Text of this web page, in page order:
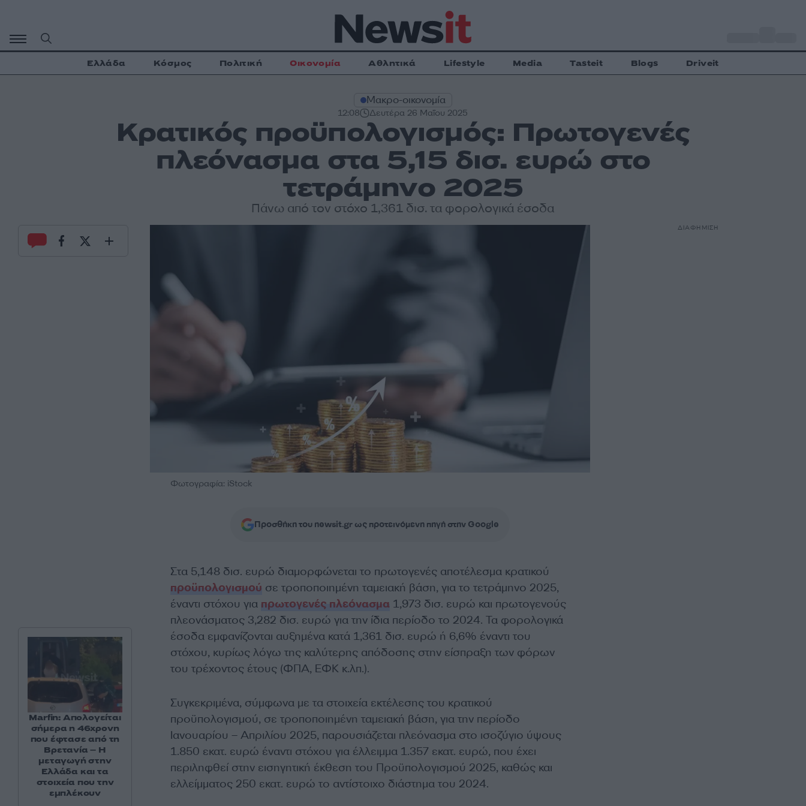
περιεχόμενο
Ελλάδα Κόσμος Πολιτική Οικονομία Αθλητικά Lifestyle Media Tasteit Blogs Driveit
Μακρο-οικονομία
12:08 Δευτέρα 26 Μαΐου 2025
Κρατικός προϋπολογισμός: Πρωτογενές
πλεόνασμα στα 5,15 δισ. ευρώ στο
τετράμηνο 2025
Πάνω από τον στόχο 1,361 δισ. τα φορολογικά έσοδα
Φωτογραφία: iStock
Προσθήκη του newsit.gr ως προτεινόμενη πηγή στην Google
Στα 5,148 δισ. ευρώ διαμορφώνεται το πρωτογενές αποτέλεσμα κρατικού
προϋπολογισμού σε τροποποιημένη ταμειακή βάση, για το τετράμηνο 2025,
έναντι στόχου για πρωτογενές πλεόνασμα1,973 δισ. ευρώ και πρωτογενούς
πλεονάσματος 3,282 δισ. ευρώ για την ίδια περίοδο το 2024. Τα φορολογικά
έσοδα εμφανίζονται αυξημένα κατά 1,361 δισ. ευρώ ή 6,6% έναντι του
στόχου, κυρίως λόγω της καλύτερης απόδοσης στην είσπραξη των φόρων
του τρέχοντος έτους (ΦΠΑ, ΕΦΚ κ.λπ.).
Συγκεκριμένα, σύμφωνα με τα στοιχεία εκτέλεσης του κρατικού
προϋπολογισμού, σε τροποποιημένη ταμειακή βάση, για την περίοδο
Ιανουαρίου – Απριλίου 2025, παρουσιάζεται πλεόνασμα στο ισοζύγιο ύψους
1.850 εκατ. ευρώ έναντι στόχου για έλλειμμα 1.357 εκατ. ευρώ, που έχει
περιληφθεί στην εισηγητική έκθεση του Προϋπολογισμού 2025, καθώς και
ελλείμματος 250 εκατ. ευρώ το αντίστοιχο διάστημα του 2024.
Marfin: Απολογείται
σήμερα η 46χρονη
που έφτασε από τη
Βρετανία – Η
μεταγωγή στην
Ελλάδα και τα
στοιχεία που την
εμπλέκουν
ΔΙΑΦΗΜΙΣΗ